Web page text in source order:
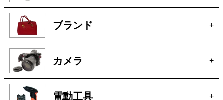
家電 +
時計 +
ブランド +